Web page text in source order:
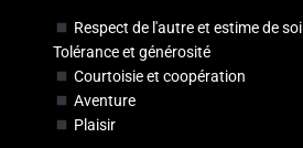
Respect de l'autre et estime de soi
Tolérance et générosité
Courtoisie et coopération
Aventure
Plaisir